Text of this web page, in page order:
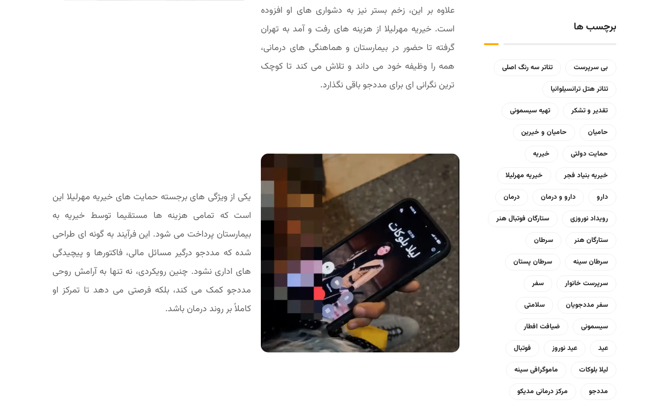
علاوه بر این، زخم بستر نیز به دشواری های او افزوده
است. خیریه مهرلیلا از هزینه های رفت و آمد به تهران
گرفته تا حضور در بیمارستان و هماهنگی های درمانی،
همه را وظیفه خود می داند و تلاش می کند تا کوچک
ترین نگرانی ای برای مددجو باقی نگذارد.
یکی از ویژگی های برجسته حمایت های خیریه مهرلیلا این
است که تمامی هزینه ها مستقیما توسط خیریه به
بیمارستان پرداخت می شود. این فرآیند به گونه ای طراحی
شده که مددجو درگیر مسائل مالی، فاکتورها و پیچیدگی
های اداری نشود. چنین رویکردی، نه تنها به آرامش روحی
مددجو کمک می کند، بلکه فرصتی می دهد تا تمرکز او
کاملاً بر روند درمان باشد.
برچسب ها
بی سرپرست
تئاتر سه رنگ اصلی
تئاتر هتل ترانسیلوانیا
تقدیر و تشکر
تهیه سیسمونی
حامیان
حامیان و خیرین
حمایت دولتی
خیریه
خیریه بنیاد فجر
خیریه مهرلیلا
دارو
دارو و درمان
درمان
رویداد نوروزی
ستارگان فوتبال هنر
ستارگان هنر
سرطان
سرطان سینه
سرطان پستان
سرپرست خانوار
سفر
سفر مددجویان
سلامتی
سیسمونی
ضیافت افطار
عید
عید نوروز
فوتبال
لیلا بلوکات
ماموگرافی سینه
مددجو
مرکز درمانی مدیکو